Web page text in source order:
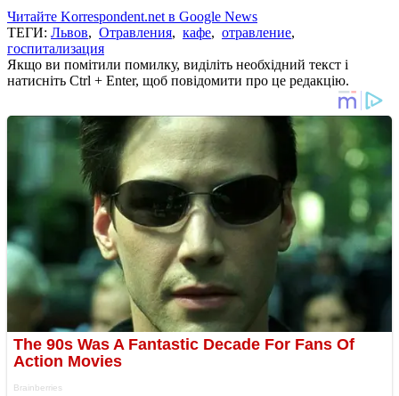
Читайте Korrespondent.net в Google News
ТЕГИ: Львов, Отравления, кафе, отравление,
госпитализация
Якщо ви помітили помилку, виділіть необхідний текст і
натисніть Ctrl + Enter, щоб повідомити про це редакцію.